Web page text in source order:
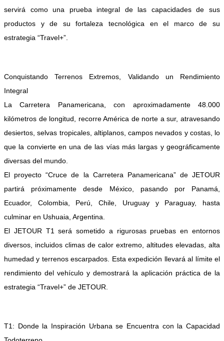
servirá como una prueba integral de las capacidades de sus
productos y de su fortaleza tecnológica en el marco de su
estrategia “Travel+”.
Conquistando Terrenos Extremos, Validando un Rendimiento
Integral
La Carretera Panamericana, con aproximadamente 48.000
kilómetros de longitud, recorre América de norte a sur, atravesando
desiertos, selvas tropicales, altiplanos, campos nevados y costas, lo
que la convierte en una de las vías más largas y geográficamente
diversas del mundo.
El proyecto “Cruce de la Carretera Panamericana” de JETOUR
partirá próximamente desde México, pasando por Panamá,
Ecuador, Colombia, Perú, Chile, Uruguay y Paraguay, hasta
culminar en Ushuaia, Argentina.
El JETOUR T1 será sometido a rigurosas pruebas en entornos
diversos, incluidos climas de calor extremo, altitudes elevadas, alta
humedad y terrenos escarpados. Esta expedición llevará al límite el
rendimiento del vehículo y demostrará la aplicación práctica de la
estrategia “Travel+” de JETOUR.
T1: Donde la Inspiración Urbana se Encuentra con la Capacidad